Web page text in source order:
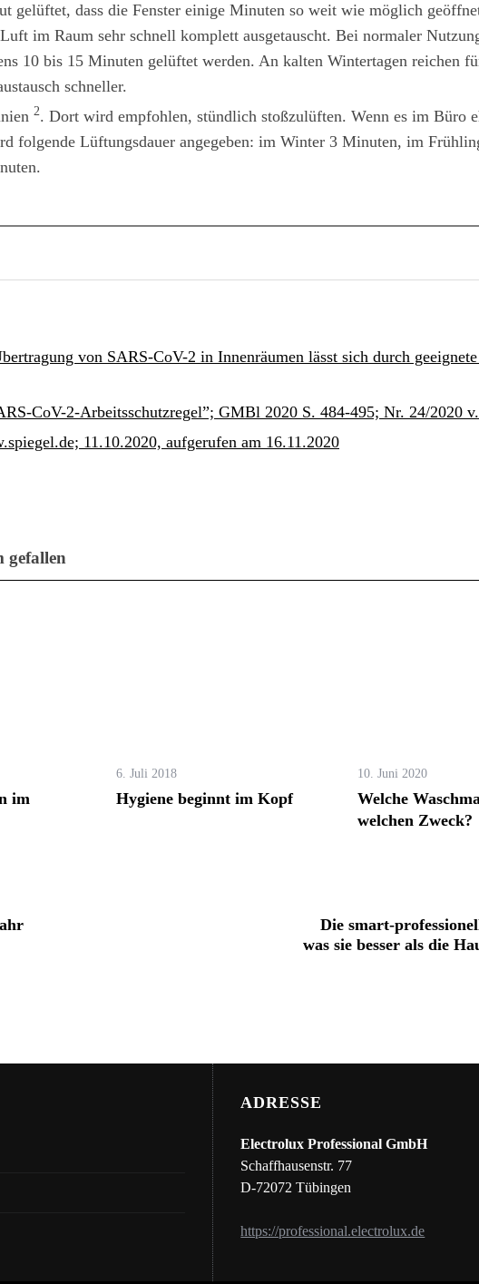
gelüftet, dass die Fenster einige Minuten so weit wie möglich
im Raum sehr schnell komplett ausgetauscht. Bei normaler
10 bis 15 Minuten gelüftet werden. An kalten Wintertagen reichen
schneller.
2. Dort wird empfohlen, stündlich stoßzulüften. Wenn es im Büro
folgende Lüftungsdauer angegeben: im Winter 3 Minuten, im
von SARS-CoV-2 in Innenräumen lässt sich durch
CoV-2-Arbeitsschutzregel”; GMBl 2020 S. 484-495; Nr. 24/2020
11.10.2020, aufgerufen am 16.11.2020
gefallen
im
6. Juli 2018
Hygiene beginnt im Kopf
10. Juni 2020
Welche
welchen Zweck?
Die smart-
was sie besser als die
ADRESSE
Electrolux Professional GmbH
Schaffhausenstr. 77
D-72072 Tübingen
https://professional.electrolux.de